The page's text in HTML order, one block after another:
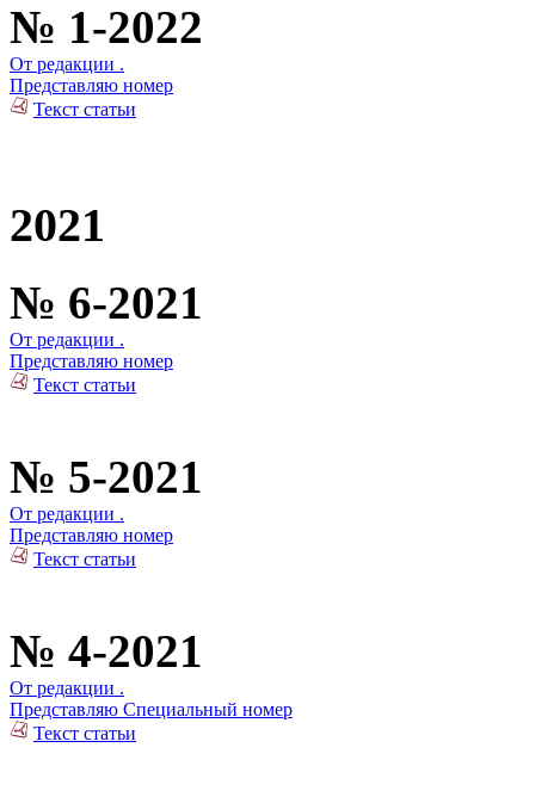
№ 1-2022
От редакции .
Представляю номер
Текст статьи
2021
№ 6-2021
От редакции .
Представляю номер
Текст статьи
№ 5-2021
От редакции .
Представляю номер
Текст статьи
№ 4-2021
От редакции .
Представляю Специальный номер
Текст статьи